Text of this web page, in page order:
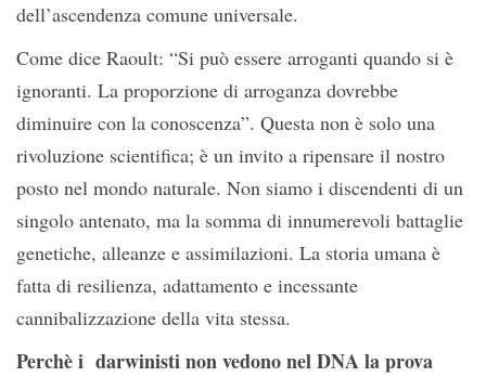
dell’ascendenza comune universale.
Come dice Raoult: “Si può essere arroganti quando si è
ignoranti. La proporzione di arroganza dovrebbe
diminuire con la conoscenza”. Questa non è solo una
rivoluzione scientifica; è un invito a ripensare il nostro
posto nel mondo naturale. Non siamo i discendenti di un
singolo antenato, ma la somma di innumerevoli battaglie
genetiche, alleanze e assimilazioni. La storia umana è
fatta di resilienza, adattamento e incessante
cannibalizzazione della vita stessa.
Perchè i darwinisti non vedono nel DNA la prova